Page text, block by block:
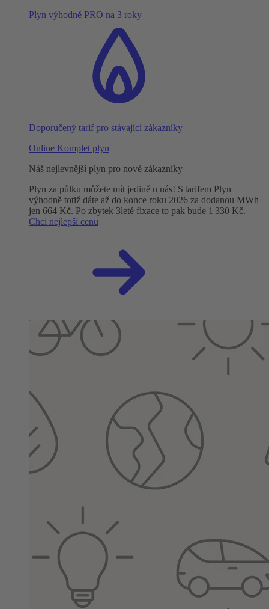
Plyn výhodně PRO na 3 roky
Doporučený tarif pro stávající zákazníky
Online Komplet plyn
Náš nejlevnější plyn pro nové zákazníky
Plyn za půlku můžete mít jedině u nás! S tarifem Plyn
výhodně totiž dáte až do konce roku 2026 za dodanou MWh
jen 664 Kč. Po zbytek 3leté fixace to pak bude 1 330 Kč.
Chci nejlepší cenu